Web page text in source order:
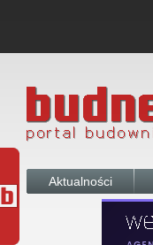
Aktualności